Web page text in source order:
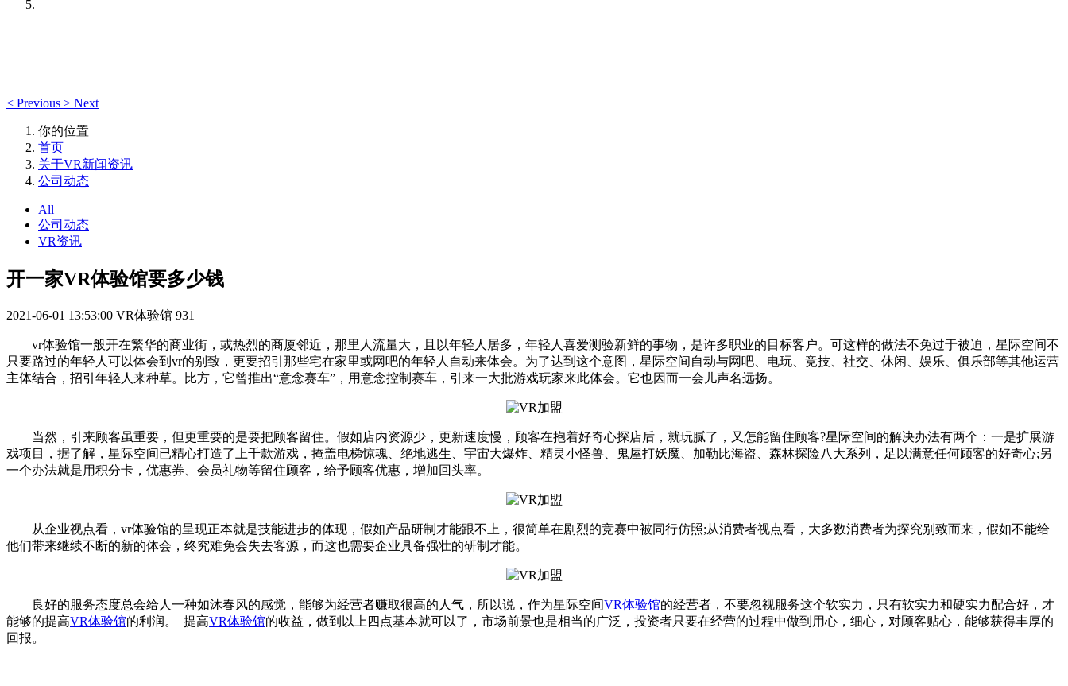
< Previous > Next
你的位置
首页
关于VR新闻资讯
公司动态
All
公司动态
VR资讯
开一家VR体验馆要多少钱
2021-06-01 13:53:00 VR体验馆 931
vr体验馆一般开在繁华的商业街，或热烈的商厦邻近，那里人流量大，且以年轻人居多，年轻人喜爱测验新鲜的事物，是许多职业的目标客户。可这样的做法不免过于被迫，星际空间不
只要路过的年轻人可以体会到vr的别致，更要招引那些宅在家里或网吧的年轻人自动来体会。为了达到这个意图，星际空间自动与网吧、电玩、竞技、社交、休闲、娱乐、俱乐部等其他运营
主体结合，招引年轻人来种草。比方，它曾推出“意念赛车”，用意念控制赛车，引来一大批游戏玩家来此体会。它也因而一会儿声名远扬。
当然，引来顾客虽重要，但更重要的是要把顾客留住。假如店内资源少，更新速度慢，顾客在抱着好奇心探店后，就玩腻了，又怎能留住顾客?星际空间的解决办法有两个：一是扩展游
戏项目，据了解，星际空间已精心打造了上千款游戏，掩盖电梯惊魂、绝地逃生、宇宙大爆炸、精灵小怪兽、鬼屋打妖魔、加勒比海盗、森林探险八大系列，足以满意任何顾客的好奇心;另
一个办法就是用积分卡，优惠券、会员礼物等留住顾客，给予顾客优惠，增加回头率。
从企业视点看，vr体验馆的呈现正本就是技能进步的体现，假如产品研制才能跟不上，很简单在剧烈的竞赛中被同行仿照;从消费者视点看，大多数消费者为探究别致而来，假如不能给
他们带来继续不断的新的体会，终究难免会失去客源，而这也需要企业具备强壮的研制才能。
良好的服务态度总会给人一种如沐春风的感觉，能够为经营者赚取很高的人气，所以说，作为星际空间VR体验馆的经营者，不要忽视服务这个软实力，只有软实力和硬实力配合好，才
能够的提高VR体验馆的利润。 提高VR体验馆的收益，做到以上四点基本就可以了，市场前景也是相当的广泛，投资者只要在经营的过程中做到用心，细心，对顾客贴心，能够获得丰厚的
回报。